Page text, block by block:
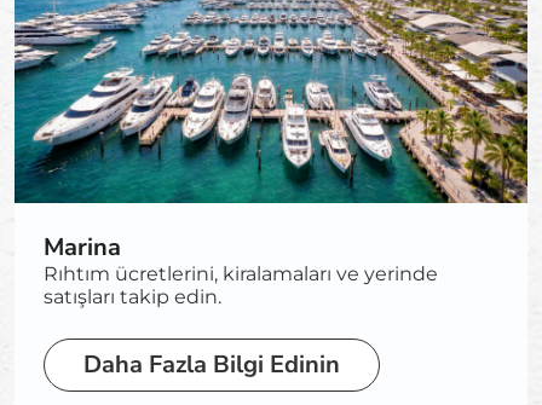
Marina
Rıhtım ücretlerini, kiralamaları ve yerinde
satışları takip edin.
Daha Fazla Bilgi Edinin